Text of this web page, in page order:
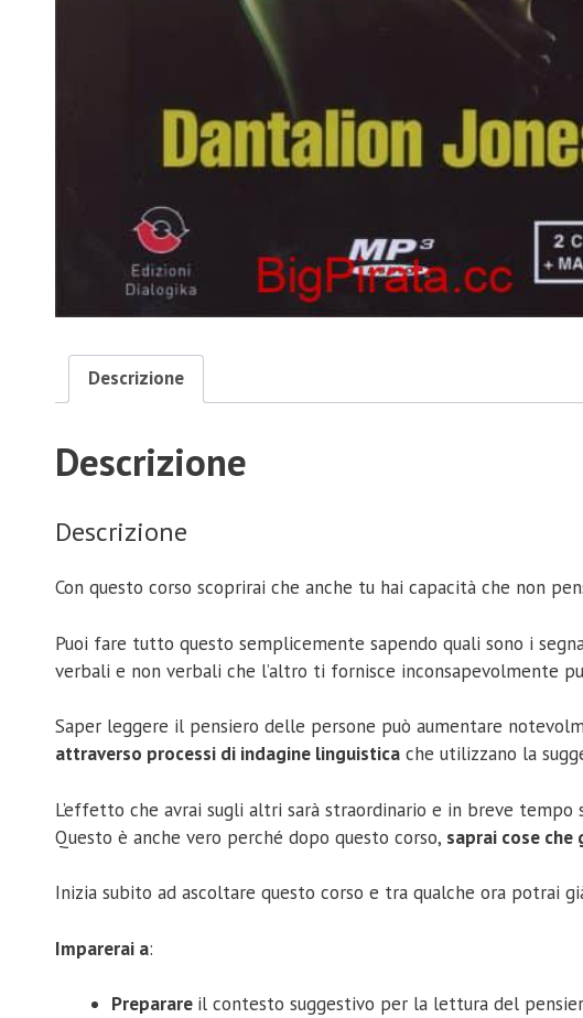
Descrizione
Descrizione
Descrizione
Con questo corso scoprirai che anche tu hai capacità che non
Puoi fare tutto questo semplicemente sapendo quali sono i
verbali e non verbali che l’altro ti fornisce inconsapevolmente
Saper leggere il pensiero delle persone può aumentare
attraverso processi di indagine linguistica che utilizzano la
L’effetto che avrai sugli altri sarà straordinario e in breve
Questo è anche vero perché dopo questo corso, saprai cose
Inizia subito ad ascoltare questo corso e tra qualche ora potrai
Imparerai a:
Preparare il contesto suggestivo per la lettura del